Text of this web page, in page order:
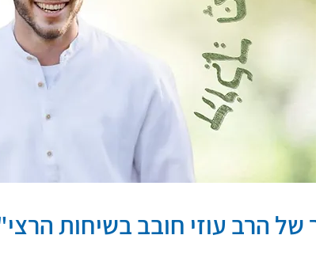
של הרב עוזי חובב בשיחות